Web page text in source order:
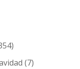
(7)